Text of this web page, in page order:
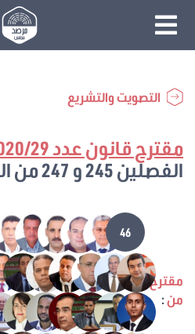
التصويت والتشريع
مقترح قانون عدد 2020/29
الفصلين 245 و 247 من المجلة الجزائية
مقترح
من:
46